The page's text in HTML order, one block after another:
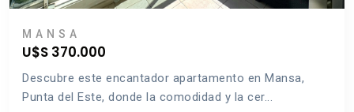
MANSA
U$S 370.000
Descubre este encantador apartamento en Mansa,
Punta del Este, donde la comodidad y la cer...